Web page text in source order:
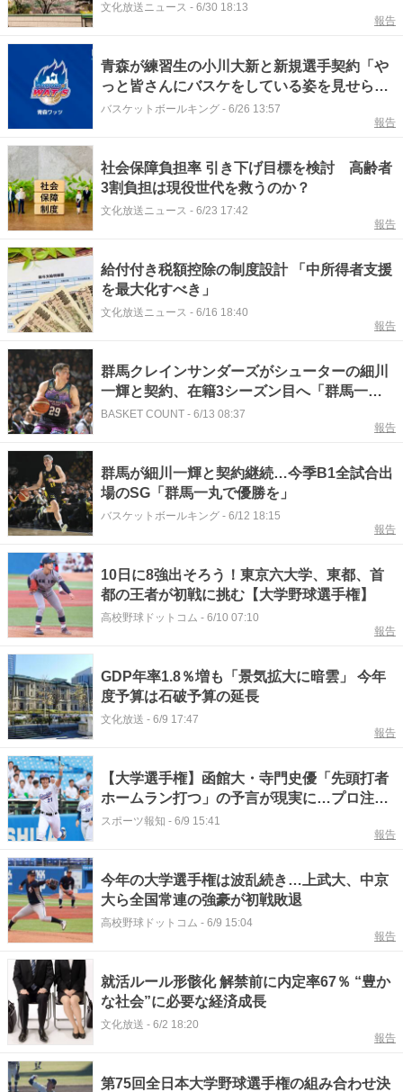
文化放送ニュース - 6/30 18:13
報告
青森が練習生の小川大新と新規選手契約「や
っと皆さんにバスケをしている姿を見せられ
る」
バスケットボールキング - 6/26 13:57
報告
社会保障負担率 引き下げ目標を検討 高齢者
3割負担は現役世代を救うのか？
文化放送ニュース - 6/23 17:42
報告
給付付き税額控除の制度設計 「中所得者支援
を最大化すべき」
文化放送ニュース - 6/16 18:40
報告
群馬クレインサンダーズがシューターの細川
一輝と契約、在籍3シーズン目へ「群馬一丸
で優勝を獲りに行きましょう」
BASKET COUNT - 6/13 08:37
報告
群馬が細川一輝と契約継続…今季B1全試合出
場のSG「群馬一丸で優勝を」
バスケットボールキング - 6/12 18:15
報告
10日に8強出そろう！東京六大学、東都、首
都の王者が初戦に挑む【大学野球選手権】
高校野球ドットコム - 6/10 07:10
報告
GDP年率1.8％増も「景気拡大に暗雲」 今年
度予算は石破予算の延長
文化放送 - 6/9 17:47
報告
【大学選手権】函館大・寺門史優「先頭打者
ホームラン打つ」の予言が現実に…プロ注目
の１５１キロ右腕から豪快弾
スポーツ報知 - 6/9 15:41
報告
今年の大学選手権は波乱続き…上武大、中京
大ら全国常連の強豪が初戦敗退
高校野球ドットコム - 6/9 15:04
報告
就活ルール形骸化 解禁前に内定率67％ “豊か
な社会”に必要な経済成長
文化放送 - 6/2 18:20
報告
第75回全日本大学野球選手権の組み合わせ決